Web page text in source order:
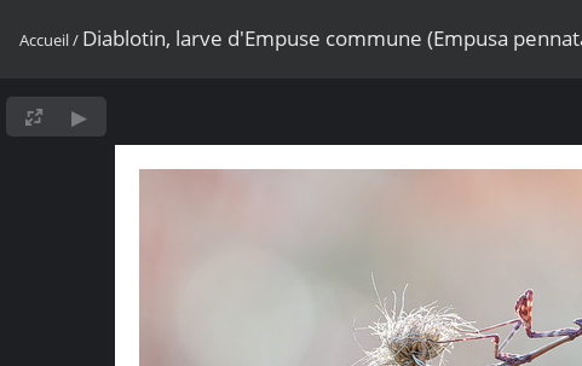
Accueil/ Diablotin, larve d'Empuse commune (Empusa